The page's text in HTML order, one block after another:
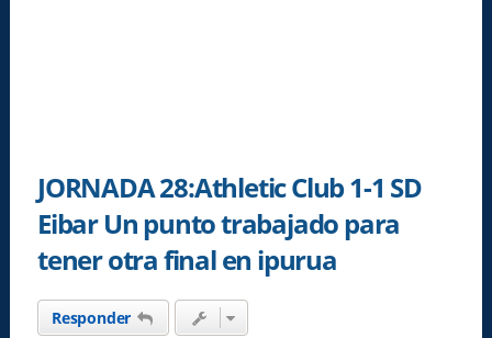
JORNADA 28:Athletic Club 1-1 SD
Eibar Un punto trabajado para
tener otra final en ipurua
Responder